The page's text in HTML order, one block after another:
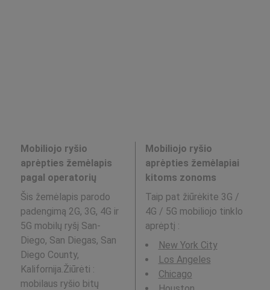
Mobiliojo ryšio
aprėpties žemėlapis
pagal operatorių
Šis žemėlapis parodo
padengimą 2G, 3G, 4G ir
5G mobilų ryšį San-
Diego, San Diegas, San
Diego County,
Kalifornija.Žiūrėti :
mobilaus ryšio bitų
Mobiliojo ryšio
aprėpties žemėlapiai
kitoms zonoms
Taip pat žiūrėkite 3G /
4G / 5G mobiliojo tinklo
aprėptį :
New York City
Los Angeles
Chicago